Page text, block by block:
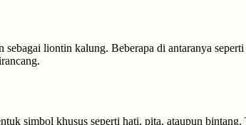
liontin kalung. Beberapa di antaranya
simbol khusus seperti hati, pita, ataupun